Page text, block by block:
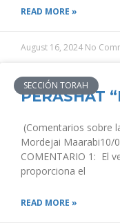
READ MORE »
August 16, 2024 No
SECCIÓN TORAH
PERASHAT
(Comentarios sobre
Mordejai Maarabi10/
COMENTARIO 1: El
proporciona el
READ MORE »